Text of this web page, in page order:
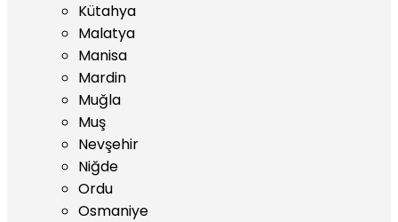
Kütahya
Malatya
Manisa
Mardin
Muğla
Muş
Nevşehir
Niğde
Ordu
Osmaniye